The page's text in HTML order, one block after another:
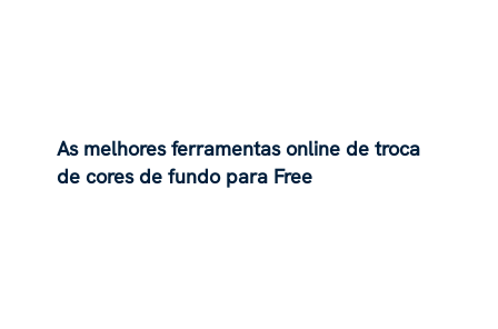
As melhores ferramentas online de troca
de cores de fundo para Free